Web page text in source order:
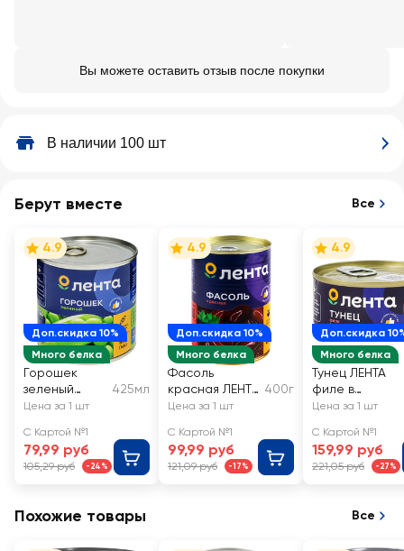
Вы можете оставить отзыв после покупки
В наличии 100 шт
Берут вместе Все
Доп.скидка 10%
Много белка
4.9
Горошек
зеленый
ЛЕНТА
425мл
Цена за 1 шт
С Картой №1
79,99 руб
105,29 руб -24%
Доп.скидка 10%
Много белка
4.9
Фасоль
красная ЛЕНТА
в собственном
400г
Цена за 1 шт
С Картой №1
99,99 руб
121,09 руб -17%
Доп.скидка
Много белка
4.9
Тунец ЛЕНТА
филе в
собственном
Цена за 1 шт
С Картой №1
159,99 руб
221,05 руб -27%
Похожие товары Все